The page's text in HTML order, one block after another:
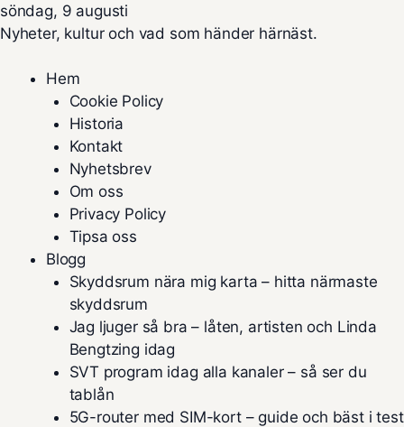
söndag, 9 augusti
Nyheter, kultur och vad som händer härnäst.
Hem
Cookie Policy
Historia
Kontakt
Nyhetsbrev
Om oss
Privacy Policy
Tipsa oss
Blogg
Skyddsrum nära mig karta – hitta närmaste
skyddsrum
Jag ljuger så bra – låten, artisten och Linda
Bengtzing idag
SVT program idag alla kanaler – så ser du
tablån
5G-router med SIM-kort – guide och bäst i test